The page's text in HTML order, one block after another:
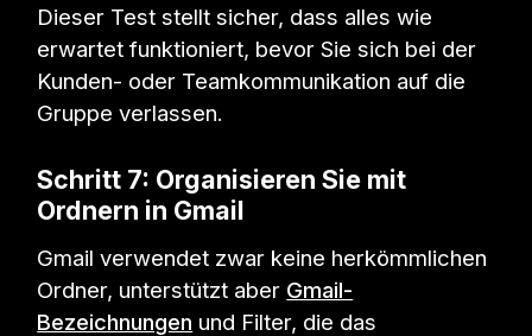
Dieser Test stellt sicher, dass alles wie
erwartet funktioniert, bevor Sie sich bei der
Kunden- oder Teamkommunikation auf die
Gruppe verlassen.
Schritt 7: Organisieren Sie mit
Ordnern in Gmail
Gmail verwendet zwar keine herkömmlichen
Ordner, unterstützt aber Gmail-
Bezeichnungen und Filter, die das